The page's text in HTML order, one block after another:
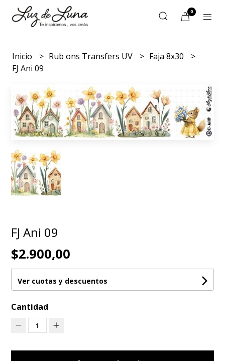
0
Inicio Rub ons Transfers UV
Faja 8x30
FJ Ani 09
FJ Ani 09
$2.900,00
Ver cuotas y descuentos
Cantidad
1